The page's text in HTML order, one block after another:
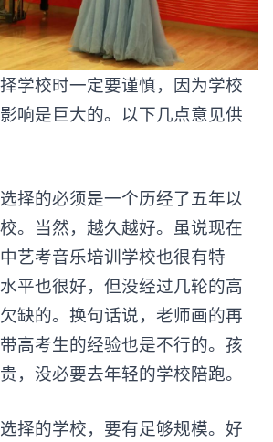
校时一定要谨慎，因为学校
响是巨大的。以下几点意见供
的必须是一个历经了五年以
。当然，越久越好。虽说现在
艺考音乐培训学校也很有特
平也很好，但没经过几轮的高
缺的。换句话说，老师画的再
高考生的经验也是不行的。孩
，没必要去年轻的学校陪跑。
的学校，要有足够规模。好